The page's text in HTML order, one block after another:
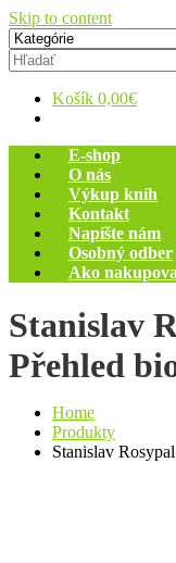
Skip to content
Zelený dom
Antikvariát
Košík 0,00€
E-shop
O nás
Výkup kníh
Kontakt
Napíšte nám
Osobný odber
Ako
Stanislav
Přehled
Home
Produkty
Stanislav